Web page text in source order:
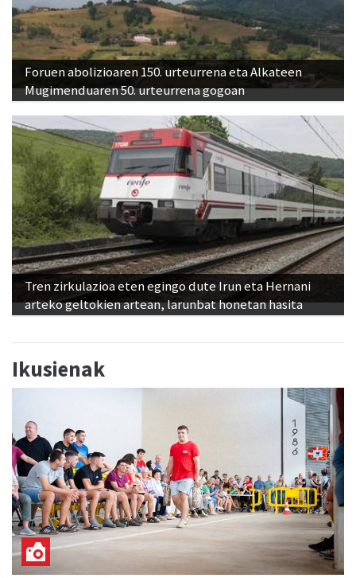
Foruen abolizioaren 150. urteurrena eta Alkateen
Mugimenduaren 50. urteurrena gogoan
Tren zirkulazioa eten egingo dute Irun eta Hernani
arteko geltokien artean, larunbat honetan hasita
Txinga-proba, estrainekoz, Goiburuko jaietan